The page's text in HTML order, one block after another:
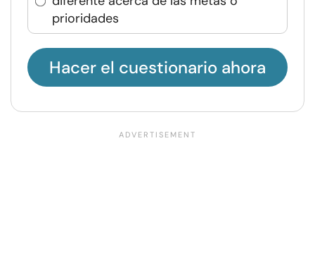
prioridades
Hacer el cuestionario ahora